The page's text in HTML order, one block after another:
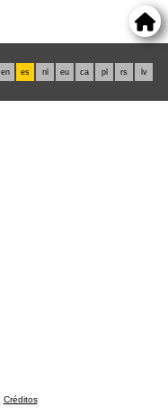
en es nl eu ca pl rs lv
Créditos